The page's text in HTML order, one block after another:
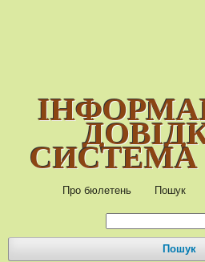
Про бюлетень Пошук
Пошук